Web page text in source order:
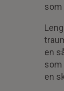
som
en
som
en